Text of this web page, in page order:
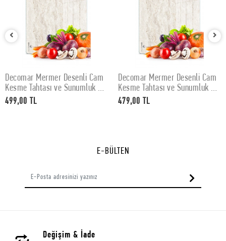
SEPETE EKLE
Decomar Mermer Desenli Cam
Kesme Tahtası ve Sunumluk 30
x 40 cm
499,00 TL
SEPETE EKLE
Decomar Mermer Desenli Cam
Kesme Tahtası ve Sunumluk 25
x 35 cm
479,00 TL
E-BÜLTEN
Değişim & İade